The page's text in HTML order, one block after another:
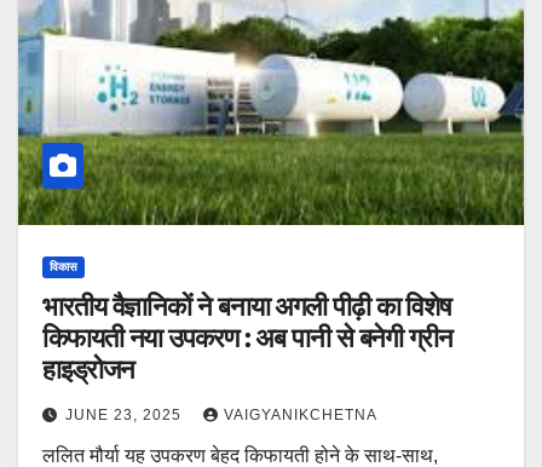
विकास
भारतीय वैज्ञानिकों ने बनाया अगली पीढ़ी का विशेष
किफायती नया उपकरण : अब पानी से बनेगी ग्रीन
हाइड्रोजन
JUNE 23, 2025 VAIGYANIKCHETNA
ललित मौर्या यह उपकरण बेहद किफायती होने के साथ-साथ,